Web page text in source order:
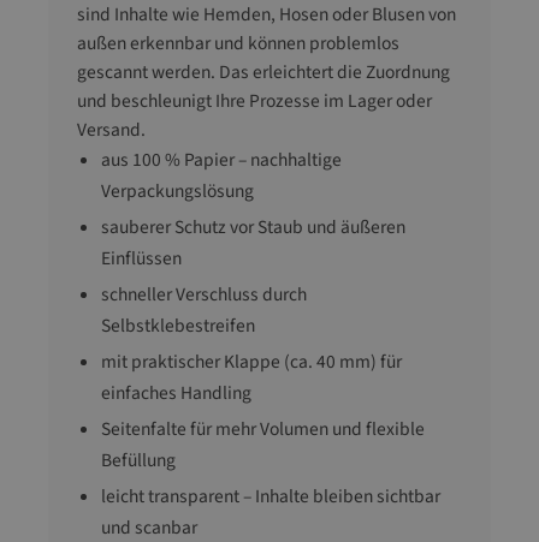
sind Inhalte wie Hemden, Hosen oder Blusen von
außen erkennbar und können problemlos
gescannt werden. Das erleichtert die Zuordnung
und beschleunigt Ihre Prozesse im Lager oder
Versand.
aus 100 % Papier – nachhaltige
Verpackungslösung
sauberer Schutz vor Staub und äußeren
Einflüssen
schneller Verschluss durch
Selbstklebestreifen
mit praktischer Klappe (ca. 40 mm) für
einfaches Handling
Seitenfalte für mehr Volumen und flexible
Befüllung
leicht transparent – Inhalte bleiben sichtbar
und scanbar